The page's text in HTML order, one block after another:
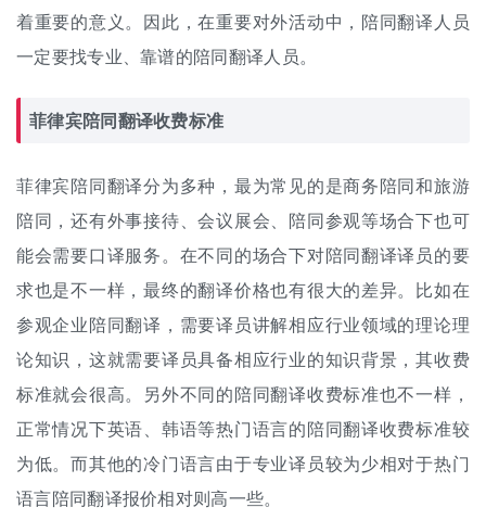
着重要的意义。因此，在重要对外活动中，陪同翻译人员
一定要找专业、靠谱的陪同翻译人员。
菲律宾陪同翻译收费标准
菲律宾陪同翻译分为多种，最为常见的是商务陪同和旅游
陪同，还有外事接待、会议展会、陪同参观等场合下也可
能会需要口译服务。在不同的场合下对陪同翻译译员的要
求也是不一样，最终的翻译价格也有很大的差异。比如在
参观企业陪同翻译，需要译员讲解相应行业领域的理论理
论知识，这就需要译员具备相应行业的知识背景，其收费
标准就会很高。另外不同的陪同翻译收费标准也不一样，
正常情况下英语、韩语等热门语言的陪同翻译收费标准较
为低。而其他的冷门语言由于专业译员较为少相对于热门
语言陪同翻译报价相对则高一些。